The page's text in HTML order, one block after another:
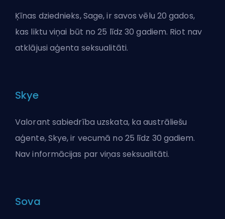
Ķīnas dziednieks, Sage, ir savos vēlu 20 gados,
kas liktu viņai būt no 25 līdz 30 gadiem. Riot nav
atklājusi aģenta seksualitāti.
Skye
Valorant sabiedrība uzskata, ka austrāliešu
aģente, Skye, ir vecumā no 25 līdz 30 gadiem.
Nav informācijas par viņas seksualitāti.
Sova